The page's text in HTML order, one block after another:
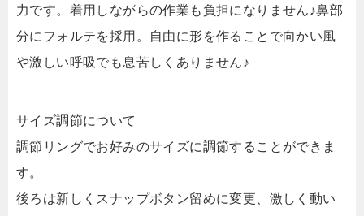
力です。着用しながらの作業も負担になりません♪鼻部
分にフォルテを採用。自由に形を作ることで向かい風
や激しい呼吸でも息苦しくありません♪
サイズ調節について
調節リングでお好みのサイズに調節することができま
す。
後ろは新しくスナップボタン留めに変更、激しく動い